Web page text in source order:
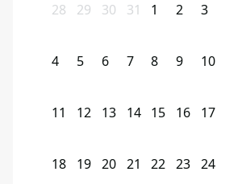
28 29 30 31 1 2 3
4 5 6 7 8 9 10
11 12 13 14 15 16 17
18 19 20 21 22 23 24